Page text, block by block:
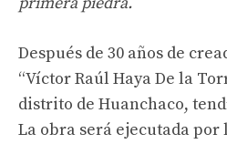
Después de 30 años de
“Víctor Raúl Haya De la
distrito de Huanchaco,
La obra será ejecutada